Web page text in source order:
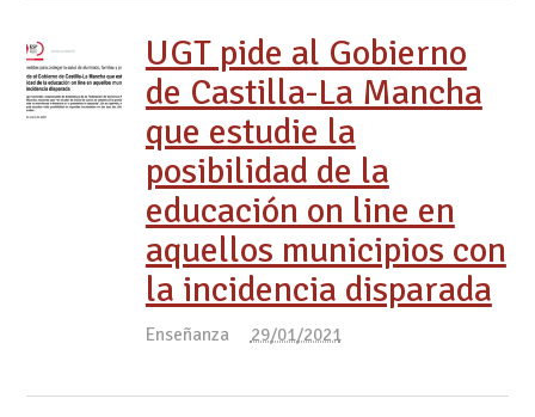
UGT pide al Gobierno
de Castilla-La Mancha
que estudie la
posibilidad de la
educación on line en
aquellos municipios con
la incidencia disparada
Enseñanza 29/01/2021